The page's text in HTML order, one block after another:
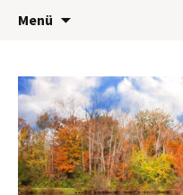
Café
Wohnwerk München
Menü